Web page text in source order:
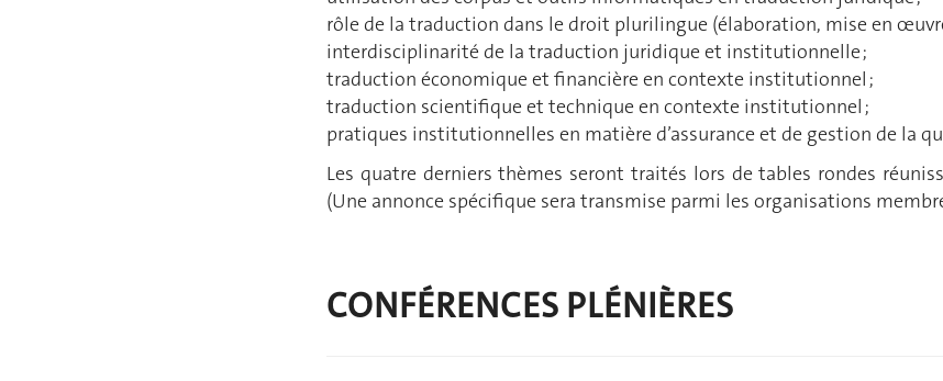
rôle de la traduction dans le droit plurilingue (élaboration, mise en
interdisciplinarité de la traduction juridique et institutionnelle ;
traduction économique et financière en contexte institutionnel ;
traduction scientifique et technique en contexte institutionnel ;
pratiques institutionnelles en matière d’assurance et de gestion de la
Les quatre derniers thèmes seront traités lors de tables rondes
(Une annonce spécifique sera transmise parmi les organisations
CONFÉRENCES PLÉNIÈRES